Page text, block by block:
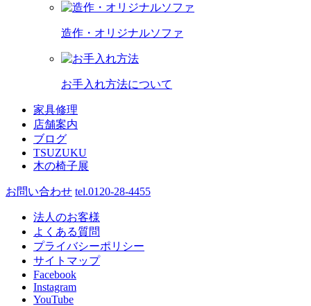
造作・オリジナルソファ
お手入れ方法について
家具修理
店舗案内
ブログ
TSUZUKU
木の椅子展
お問い合わせ tel.0120-28-4455
法人のお客様
よくある質問
プライバシーポリシー
サイトマップ
Facebook
Instagram
YouTube